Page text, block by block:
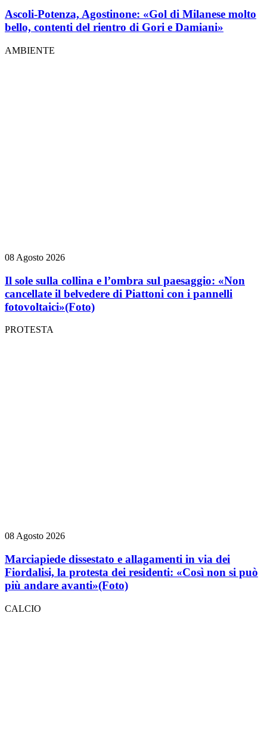
Ascoli-Potenza, Agostinone: «Gol di Milanese molto
bello, contenti del rientro di Gori e Damiani»
AMBIENTE
08 Agosto 2026
Il sole sulla collina e l’ombra sul paesaggio: «Non
cancellate il belvedere di Piattoni con i pannelli
fotovoltaici»(Foto)
PROTESTA
08 Agosto 2026
Marciapiede dissestato e allagamenti in via dei
Fiordalisi, la protesta dei residenti: «Così non si può
più andare avanti»(Foto)
CALCIO